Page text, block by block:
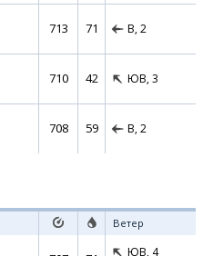
713 71 В, 2
710 42 ЮВ, 3
708 59 В, 2
Ветер
ЮВ, 4